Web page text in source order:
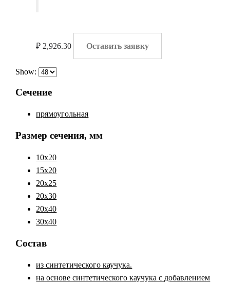
₽ 2,926.30 Оставить заявку
Show:
Сечение
прямоугольная
Размер сечения, мм
10x20
15x20
20x25
20x30
20x40
30x40
Состав
из синтетического каучука.
на основе синтетического каучука с добавлением